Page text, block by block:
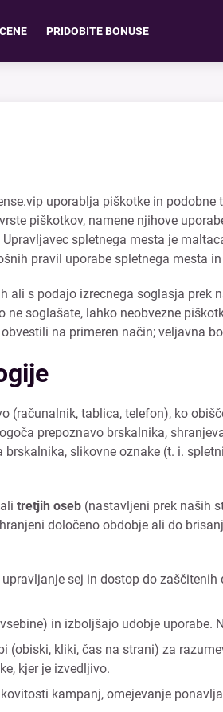
PRIDOBITE BONUSE
uporablja piškotke in
piškotkov, namene njihove
spletnega mesta je
pravil uporabe spletnega mesta
s podajo izrecnega soglasja prek
soglašate, lahko neobvezne
na primeren način; veljavna
(računalnik, tablica, telefon), ko
prepoznavo brskalnika,
slikovne oznake (t. i.
tretjih oseb (nastavljeni prek naših
določeno obdobje ali do
sej in dostop do
in izboljšajo udobje uporabe.
(obiski, kliki, čas na strani) za
kjer je izvedljivo.
kampanj, omejevanje